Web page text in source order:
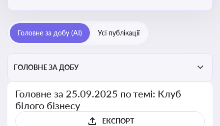
Головне за добу (AI) Усі публікації
ГОЛОВНЕ ЗА ДОБУ
Головне за 25.09.2025 по темі: Клуб
білого бізнесу
ЕКСПОРТ